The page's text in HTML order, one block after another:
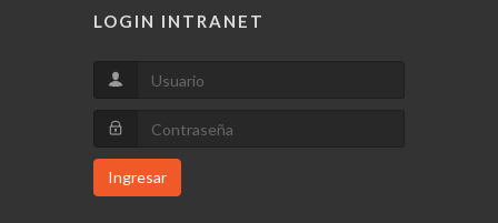
LOGIN INTRANET
Ingresar